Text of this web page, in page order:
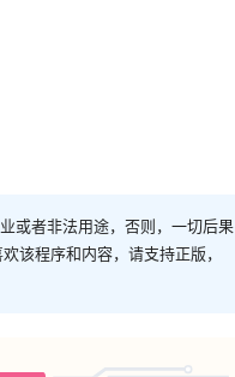
或者非法用途，否则，一切后果
该程序和内容，请支持正版，